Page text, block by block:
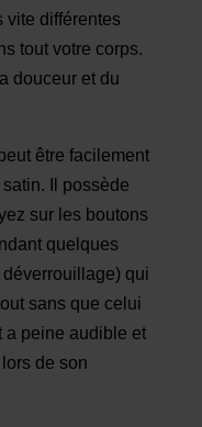
vite différentes
tout votre corps.
douceur et du
être facilement
Il possède
sur les boutons
quelques
qui
sans que celui
a peine audible et
de son